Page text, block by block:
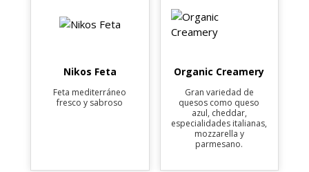
Nikos Feta
Feta mediterráneo
fresco y sabroso
Organic Creamery
Gran variedad de
quesos como queso
azul, cheddar,
especialidades italianas,
mozzarella y
parmesano.